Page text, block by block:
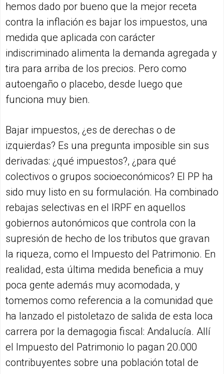
hemos dado por bueno que la mejor receta
contra la inflación es bajar los impuestos, una
medida que aplicada con carácter
indiscriminado alimenta la demanda agregada y
tira para arriba de los precios. Pero como
autoengaño o placebo, desde luego que
funciona muy bien.
Bajar impuestos, ¿es de derechas o de
izquierdas? Es una pregunta imposible sin sus
derivadas: ¿qué impuestos?, ¿para qué
colectivos o grupos socioeconómicos? El PP ha
sido muy listo en su formulación. Ha combinado
rebajas selectivas en el IRPF en aquellos
gobiernos autonómicos que controla con la
supresión de hecho de los tributos que gravan
la riqueza, como el Impuesto del Patrimonio. En
realidad, esta última medida beneficia a muy
poca gente además muy acomodada, y
tomemos como referencia a la comunidad que
ha lanzado el pistoletazo de salida de esta loca
carrera por la demagogia fiscal: Andalucía. Allí
el Impuesto del Patrimonio lo pagan 20.000
contribuyentes sobre una población total de